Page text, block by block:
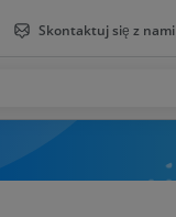
Skontaktuj się z nami